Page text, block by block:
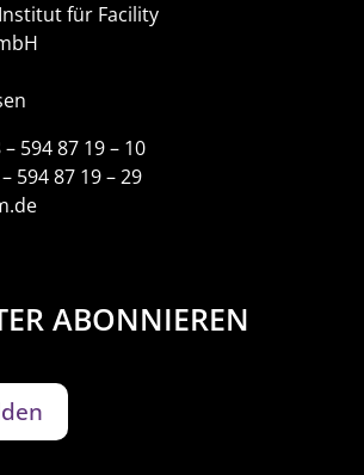
für Facility
594 87 19 – 10
594 87 19 – 29
ABONNIEREN